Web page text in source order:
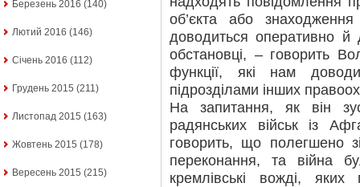
Березень 2016 (140)
Лютий 2016 (146)
Січень 2016 (112)
Грудень 2015 (211)
Листопад 2015 (163)
Жовтень 2015 (178)
Вересень 2015 (215)
об’єкта або
доводиться оперативно й
обстановці, – говорить
функції, які нам
підрозділами інших
На запитання, як він
радянських військ із
говорить, що полегшено
переконання, та війна
кремлівські вожді, яких